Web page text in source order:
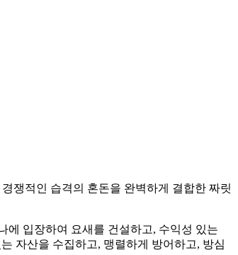
쟁적인 습격의 혼돈을 완벽하게 결합한 짜릿
에 입장하여 요새를 건설하고, 수익성 있는
자산을 수집하고, 맹렬하게 방어하고, 방심